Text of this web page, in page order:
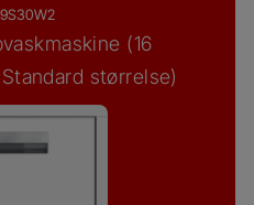
(16
størrelse)